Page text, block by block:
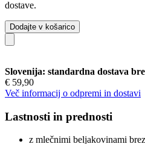
dostave.
Dodajte v košarico
Slovenija: standardna dostava
€ 59,90
Več informacij o odpremi in dostavi
Lastnosti in prednosti
z mlečnimi beljakovinami